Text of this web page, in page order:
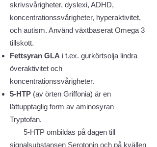
skrivsvårigheter, dyslexi, ADHD,
koncentrationssvårigheter, hyperaktivitet,
och autism. Använd växtbaserat Omega 3
tillskott.
Fettsyran GLA i t.ex. gurkörtsolja lindra
överaktivitet och
koncentrationssvårigheter.
5-HTP (av örten Griffonia) är en
lättupptaglig form av aminosyran
Tryptofan.
5-HTP ombildas på dagen till
signalsubstansen Serotonin och på kvällen